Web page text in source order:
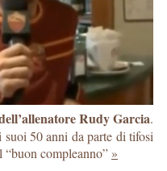
Rudy Garcia.
50 anni da parte di tifosi
compleanno” »